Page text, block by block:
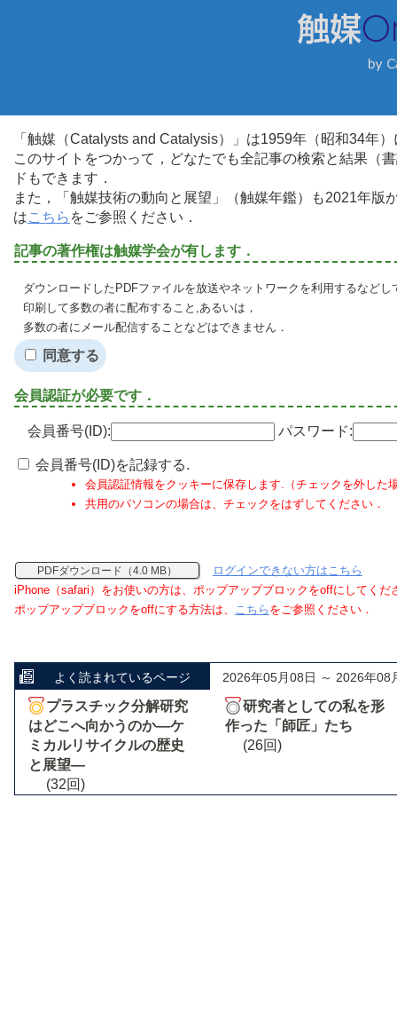
「触媒（Catalysts and Catalysis）」は1959年（昭和34年
このサイトをつかって，どなたでも全記事の検索と結果（
ドもできます．
また，「触媒技術の動向と展望」（触媒年鑑）も2021年
はこちら をご参照ください．
記事の著作権は触媒学会が有します．
ダウンロードしたPDFファイルを放送やネットワークを利用するなど
印刷して多数の者に配布すること,あるいは，
多数の者にメール配信することなどはできません．
同意する
会員認証が必要です．
会員番号(ID): パスワード:
会員番号(ID)を記録する.
会員認証情報をクッキーに保存します.（チェックを外した
共用のパソコンの場合は、チェックをはずしてください．
PDFダウンロード（4.0 MB）
ログインできない方はこちら
iPhone（safari）をお使いの方は、ポップアップブロックをoffにしてくだ
ポップアップブロックをoffにする方法は、 こちら をご参照ください．
よく読まれているページ 2026年05月08日 ～ 2026年08
プラスチック分解研究
はどこへ向かうのか―ケ
ミカルリサイクルの歴史
と展望―
(32回)
研究者としての私を形
作った「師匠」たち
(26回)